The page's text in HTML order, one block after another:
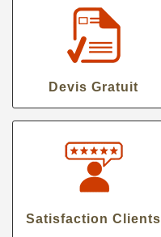
Devis Gratuit
Satisfaction Clients